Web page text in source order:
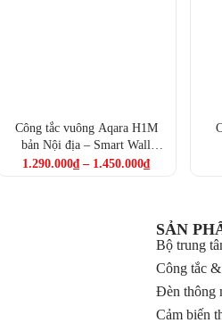
nhà bị quá tải:
Tự động ngắt khi
Tắt tự động
Được làm từ vật liệu chống cháy V-0
lợi cho việc bảo dưỡng và sửa chữa.
Công tắc vuông Aqara H1M
bản Nội địa – Smart Wall
Switch H1M
1.290.000₫ – 1.450.000₫
SẢN
Bộ trung
Công tắc
Đèn thông
Cảm biến